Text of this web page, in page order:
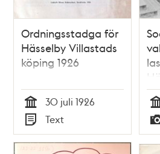
Ordningsstadga för
Hässelby Villastads
köping 1926
Tid
30 juli 1926
Typ
Text Tid